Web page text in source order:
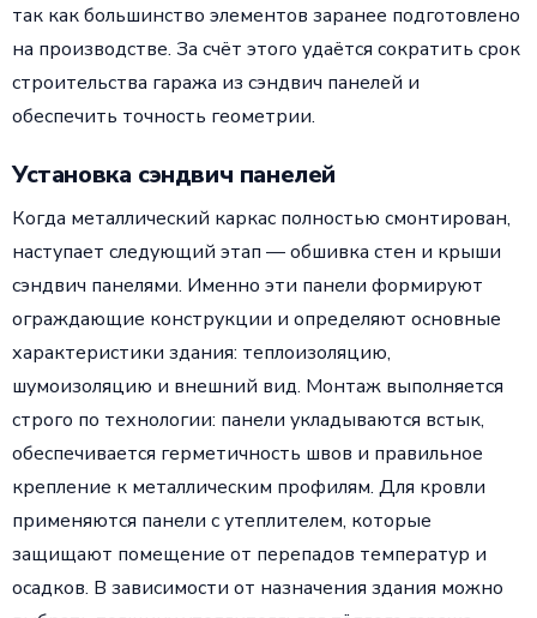
так как большинство элементов заранее подготовлено
на производстве. За счёт этого удаётся сократить срок
строительства гаража из сэндвич панелей и
обеспечить точность геометрии.
Установка сэндвич панелей
Когда металлический каркас полностью смонтирован,
наступает следующий этап — обшивка стен и крыши
сэндвич панелями. Именно эти панели формируют
ограждающие конструкции и определяют основные
характеристики здания: теплоизоляцию,
шумоизоляцию и внешний вид. Монтаж выполняется
строго по технологии: панели укладываются встык,
обеспечивается герметичность швов и правильное
крепление к металлическим профилям. Для кровли
применяются панели с утеплителем, которые
защищают помещение от перепадов температур и
осадков. В зависимости от назначения здания можно